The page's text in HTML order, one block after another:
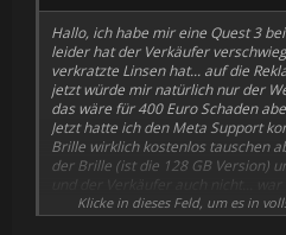
Hallo, ich habe mir eine Quest 3
leider hat der Verkäufer
verkratzte Linsen hat... auf die
jetzt würde mir natürlich nur der
das wäre für 400 Euro Schaden
Jetzt hatte ich den Meta Support
Brille wirklich kostenlos tauschen
der Brille (ist die 128 GB Version)
und der Verkäufer auch nicht...
Bastian
Klicke in dieses Feld, um es in